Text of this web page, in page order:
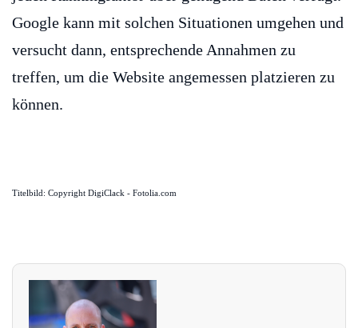
Google kann mit solchen Situationen umgehen und
versucht dann, entsprechende Annahmen zu
treffen, um die Website angemessen platzieren zu
können.
Titelbild: Copyright DigiClack - Fotolia.com